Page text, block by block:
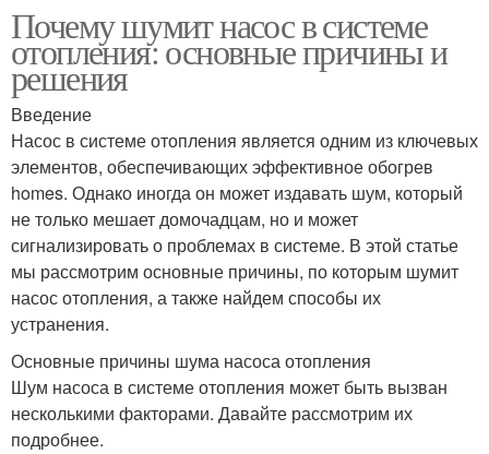
Почему шумит насос в системе
отопления: основные причины и
решения
Введение
Насос в системе отопления является одним из ключевых
элементов, обеспечивающих эффективное обогрев
homes. Однако иногда он может издавать шум, который
не только мешает домочадцам, но и может
сигнализировать о проблемах в системе. В этой статье
мы рассмотрим основные причины, по которым шумит
насос отопления, а также найдем способы их
устранения.
Основные причины шума насоса отопления
Шум насоса в системе отопления может быть вызван
несколькими факторами. Давайте рассмотрим их
подробнее.